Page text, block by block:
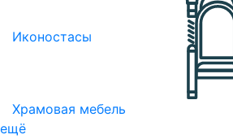
Иконостасы
Храмовая мебель
ещё